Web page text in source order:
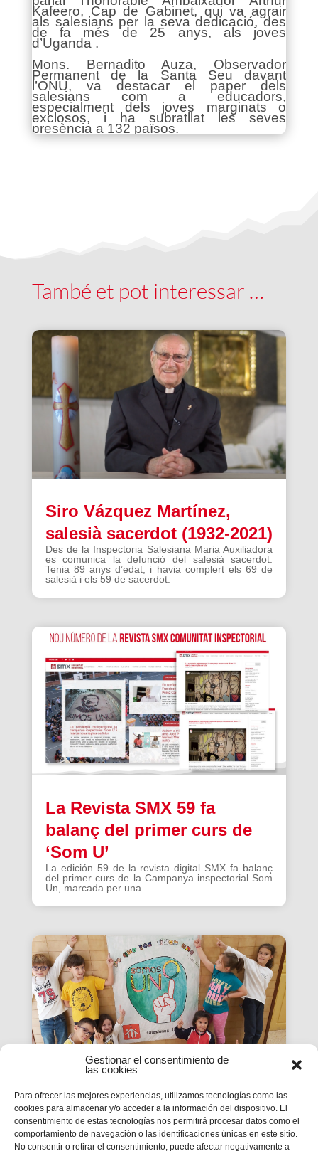
Gestionar el consentimiento de
las cookies
Para ofrecer las mejores experiencias, utilizamos tecnologías como las
cookies para almacenar y/o acceder a la información del dispositivo. El
consentimiento de estas tecnologías nos permitirá procesar datos como el
comportamiento de navegación o las identificaciones únicas en este sitio.
No consentir o retirar el consentimiento, puede afectar negativamente a
Kafeero, Cap de Gabinet, qui va agrair
als salesians per la seva dedicació, des
de fa més de 25 anys, als joves
d’Uganda .
Mons. Bernadito Auza, Observador
Permanent de la Santa Seu davant
l’ONU, va destacar el paper dels
salesians com a educadors,
especialment dels joves marginats o
exclosos, i ha subratllat les seves
presència a 132 països.
També et pot interessar …
Siro Vázquez Martínez,
salesià sacerdot (1932-2021)
Des de la Inspectoria Salesiana Maria Auxiliadora
es comunica la defunció del salesià sacerdot.
Tenia 89 anys d’edat, i havia complert els 69 de
salesià i els 59 de sacerdot.
La Revista SMX 59 fa
balanç del primer curs de
‘Som U’
La edición 59 de la revista digital SMX fa balanç
del primer curs de la Campanya inspectorial Som
Un, marcada per una...
La Revista SMX 59 hace
balance del primer curso de